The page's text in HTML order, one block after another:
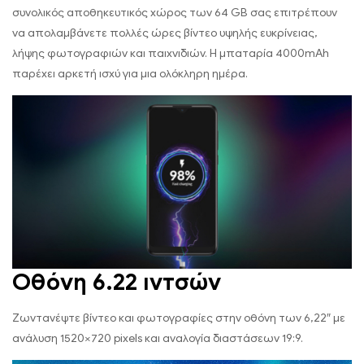
συνολικός αποθηκευτικός χώρος των 64 GB σας επιτρέπουν
να απολαμβάνετε πολλές ώρες βίντεο υψηλής ευκρίνειας,
λήψης φωτογραφιών και παιχνιδιών. Η μπαταρία 4000mAh
παρέχει αρκετή ισχύ για μια ολόκληρη ημέρα.
Οθόνη 6.22 ιντσών
Ζωντανέψτε βίντεο και φωτογραφίες στην οθόνη των 6,22″ με
ανάλυση 1520×720 pixels και αναλογία διαστάσεων 19:9.